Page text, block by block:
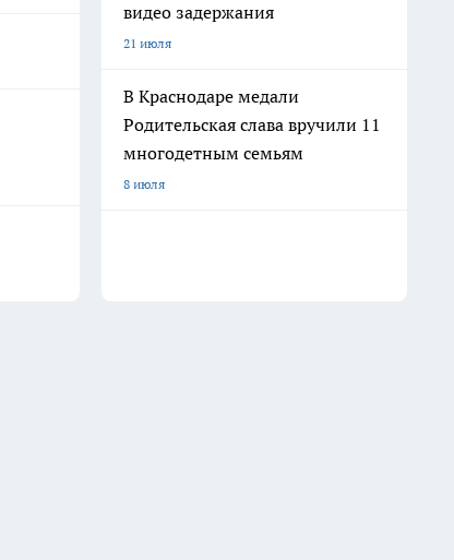
видео задержания
21 июля
В Краснодаре медали
Родительская слава вручили 11
многодетным семьям
8 июля